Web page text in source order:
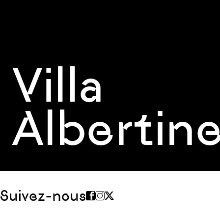
Villa
Suivez-nous